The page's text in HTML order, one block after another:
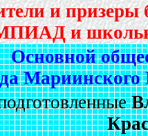
и призеры
и
Основной